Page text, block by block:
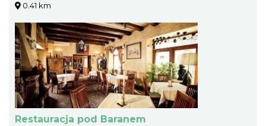
0.41 km
Restauracja pod Baranem